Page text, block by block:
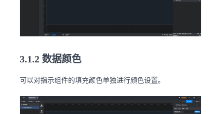
3.1.2 数据颜色
可以对指示组件的填充颜色单独进行颜色设置。